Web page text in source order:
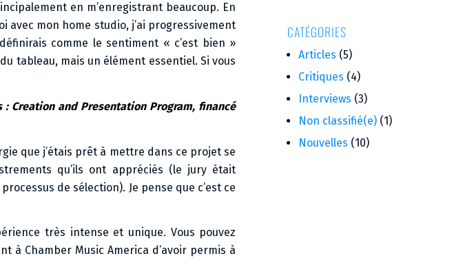
en m’enregistrant beaucoup. En
avec mon home studio, j’ai progressivement
comme le sentiment « c’est bien »
tableau, mais un élément essentiel. Si vous
: Creation and Presentation Program, financé
que j’étais prêt à mettre dans ce projet se
qu’ils ont appréciés (le jury était
de sélection). Je pense que c’est ce
très intense et unique. Vous pouvez
à Chamber Music America d’avoir permis à
CATÉGORIES
Articles (5)
Critiques (4)
Interviews (3)
Non classifié(e)(1)
Nouvelles (10)